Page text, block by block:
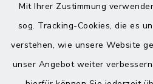
Mit Ihrer Zustimmung
sog. Tracking-Cookies, die es
verstehen, wie unsere Website
unser Angebot weiter